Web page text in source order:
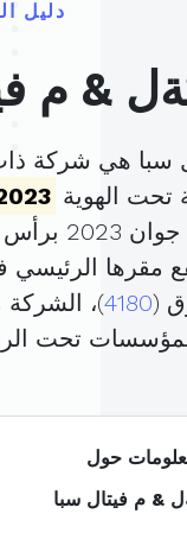
دليل
& م
سبا هي شركة
تحت الهوية
(
4180)،
تحت
حول
& م فيتال سبا